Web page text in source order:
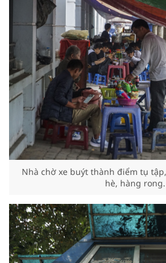
Nhà chờ xe buýt thành điểm tụ
hè, hàng rong.